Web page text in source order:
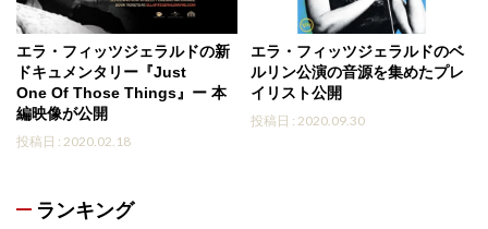
エラ・フィッツジェラルドの新
ドキュメンタリー『Just
One Of Those Things』ー 本
編映像が公開
投稿日 : 2020.02.18
エラ・フィッツジェラルドのベ
ルリン公演の音源を集めたプレ
イリスト公開
投稿日 : 2020.09.30
ランキング